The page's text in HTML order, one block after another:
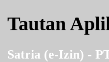
Tautan
Satria (e-Izin) -